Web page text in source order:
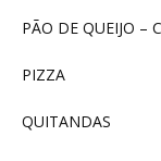
PÃO DE QUEIJO –
PIZZA
QUITANDAS